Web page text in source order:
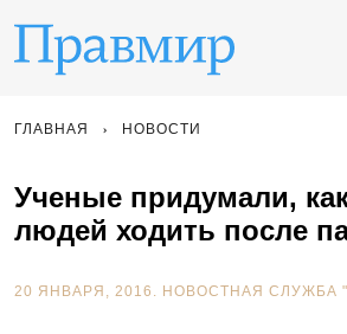
ГЛАВНАЯ НОВОСТИ
Ученые придумали,
людей ходить после
20 ЯНВАРЯ, 2016. НОВОСТНАЯ СЛУЖБА